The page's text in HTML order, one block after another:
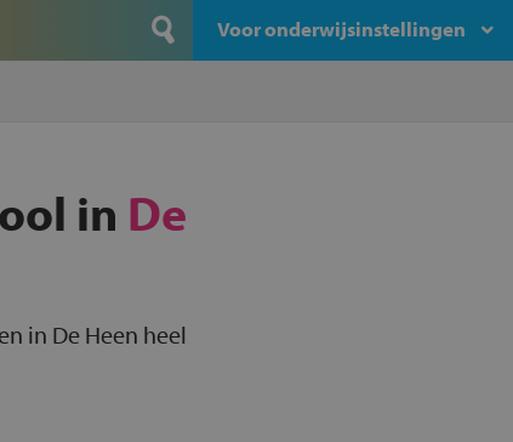
Voor onderwijsinstellingen
in De
in De Heen heel